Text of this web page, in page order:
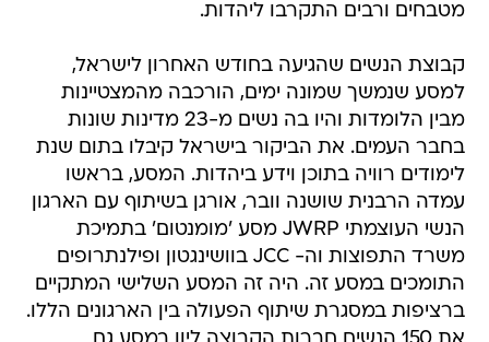
מטבחים ורבים התקרבו ליהדות.
קבוצת הנשים שהגיעה בחודש האחרון לישראל,
למסע שנמשך שמונה ימים, הורכבה מהמצטיינות
מבין הלומדות והיו בה נשים מ-23 מדינות שונות
בחבר העמים. את הביקור בישראל קיבלו בתום שנת
לימודים רוויה בתוכן וידע ביהדות. המסע, בראשו
עמדה הרבנית שושנה וובר, אורגן בשיתוף עם הארגון
הנשי העוצמתי JWRP מסע 'מומנטום' בתמיכת
משרד התפוצות וה- JCC בוושינגטון ופילנתרופים
התומכים במסע זה. היה זה המסע השלישי המתקיים
ברציפות במסגרת שיתוף הפעולה בין הארגונים הללו.